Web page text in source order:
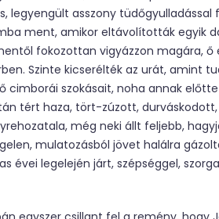
legyengült asszony tüdőgyulladással
ment, amikor eltávolították egyik
fokozottan vigyázzon magára,
Szinte kicserélték az urát, amint
szokásait, noha annak előtte
tért haza, tört-zúzott, durváskodott,
még neki állt feljebb,
mulatozásból jövet halálra
évei legelején járt, szépséggel,